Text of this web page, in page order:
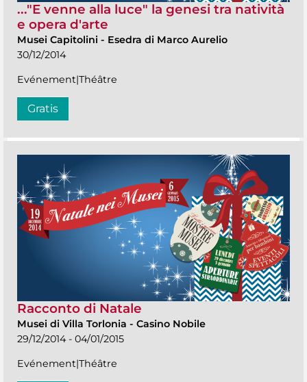
..."E venne alla luce" la genesi tra natività
e opera d'arte
Musei Capitolini - Esedra di Marco Aurelio
30/12/2014
Evénement|Théâtre
Gratis
Racconto di Natale
Musei di Villa Torlonia - Casino Nobile
29/12/2014 - 04/01/2015
Evénement|Théâtre